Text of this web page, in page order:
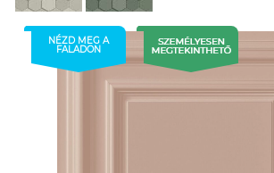
NÉZD MEG A
FALADON